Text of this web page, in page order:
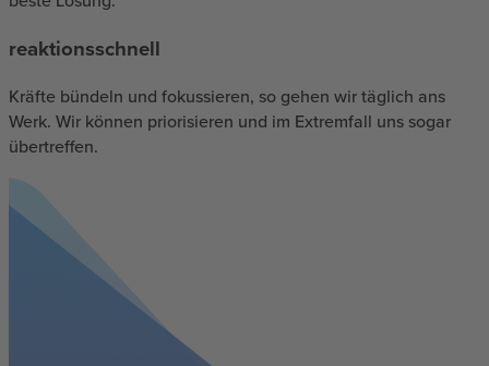
reaktionsschnell
Kräfte bündeln und fokussieren, so gehen wir täglich ans
Werk. Wir können priorisieren und im Extremfall uns sogar
übertreffen.